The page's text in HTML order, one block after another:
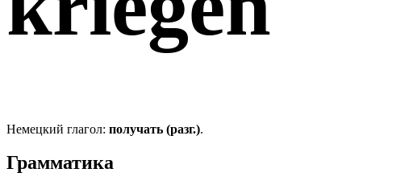
Немецкий глагол: получать (разг.).
Грамматика